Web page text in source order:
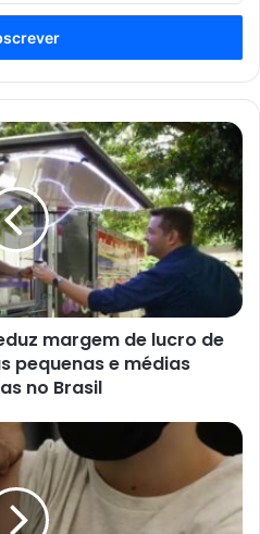
margem de lucro de
pequenas e médias
no Brasil